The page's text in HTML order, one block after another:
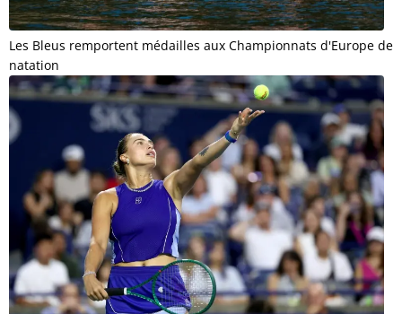
Les Bleus remportent médailles aux Championnats d'Europe de
natation